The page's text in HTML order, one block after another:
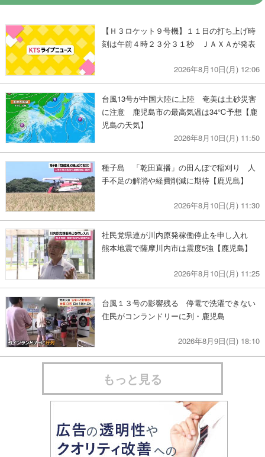
【Ｈ３ロケット９号機】１１日の打ち上げ時
刻は午前４時２３分３１秒 ＪＡＸＡが発表
2026年8月10日(月) 12:06
台風13号が中国大陸に上陸 奄美は土砂災害
に注意 鹿児島市の最高気温は34℃予想【鹿
児島の天気】
2026年8月10日(月) 11:50
種子島 「乾田直播」の田んぼで稲刈り 人
手不足の解消や経費削減に期待【鹿児島】
2026年8月10日(月) 11:30
社民党県連が川内原発稼働停止を申し入れ
熊本地震で薩摩川内市は震度5強【鹿児島】
2026年8月10日(月) 11:25
台風１３号の影響残る 停電で洗濯できない
住民がコンランドリーに列・鹿児島
2026年8月9日(日) 18:10
もっと見る